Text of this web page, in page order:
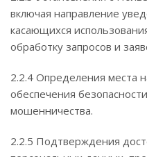
включая направление
касающихся
обработку запросов и
2.2.4 Определения места
обеспечения
мошенничества.
2.2.5 Подтверждения